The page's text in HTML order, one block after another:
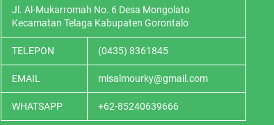
Jl. Al-Mukarromah No. 6 Desa Mongolato
Kecamatan Telaga Kabupaten Gorontalo
TELEPON (0435) 8361845
EMAIL misalmourky@gmail.com
WHATSAPP +62-85240639666